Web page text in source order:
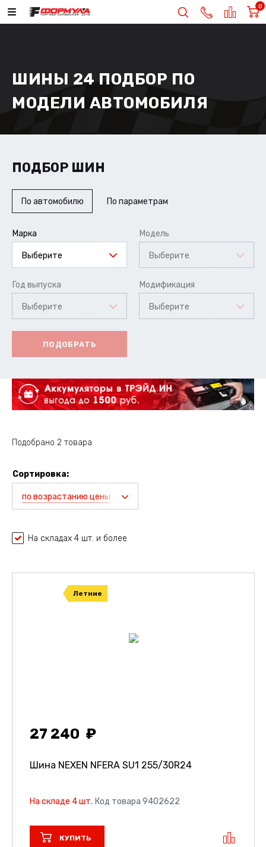
0
ШИНЫ 24 ПОДБОР ПО
МОДЕЛИ АВТОМОБИЛЯ
ПОДБОР ШИН
По автомобилю По параметрам
Марка
Выберите
Модель
Выберите
Год выпуска
Выберите
Модификация
Выберите
ПОДОБРАТЬ
Подобрано 2 товара
Сортировка:
по возрастанию цены
На складах 4 шт. и более
Летние
27 240
Шина NEXEN NFERA SU1 255/30R24
На складе 4 шт. Код товара 9402622
КУПИТЬ